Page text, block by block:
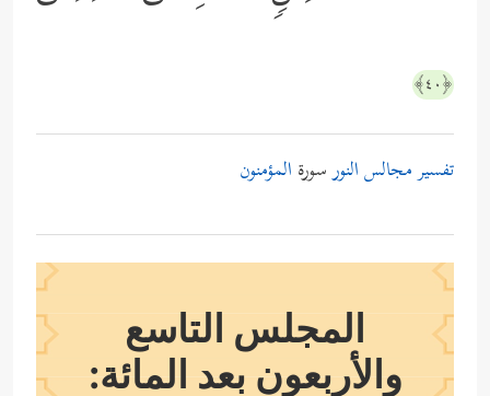
﴿٤٠﴾
تفسير مجالس النورسورة المؤمنون
المجلس التاسع
والأربعون بعد المائة: